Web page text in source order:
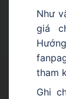
Như
giá
tham
Ghi